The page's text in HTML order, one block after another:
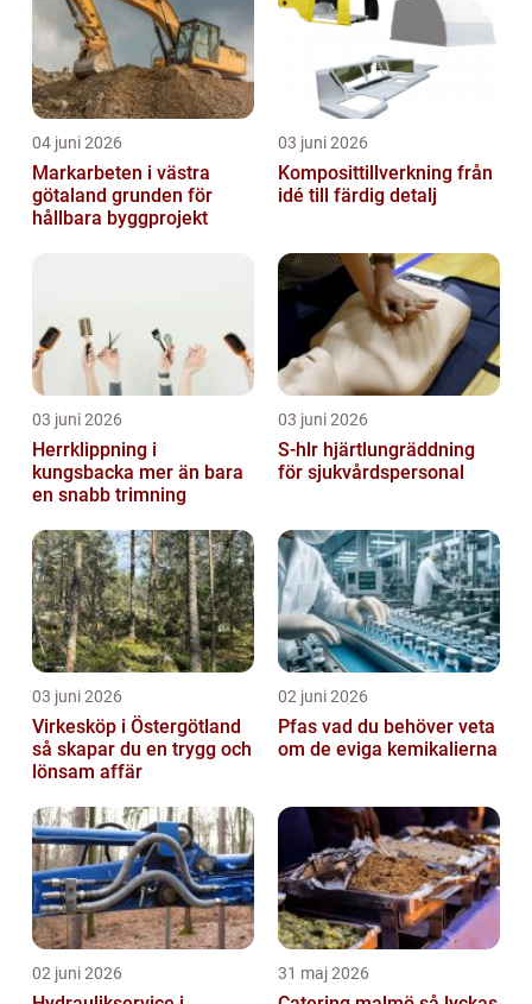
04 juni 2026
Markarbeten i västra
götaland grunden för
hållbara byggprojekt
03 juni 2026
Komposittillverkning från
idé till färdig detalj
03 juni 2026
Herrklippning i
kungsbacka mer än bara
en snabb trimning
03 juni 2026
S-hlr hjärtlungräddning
för sjukvårdspersonal
03 juni 2026
Virkesköp i Östergötland
så skapar du en trygg och
lönsam affär
02 juni 2026
Pfas vad du behöver veta
om de eviga kemikalierna
02 juni 2026 31 maj 2026